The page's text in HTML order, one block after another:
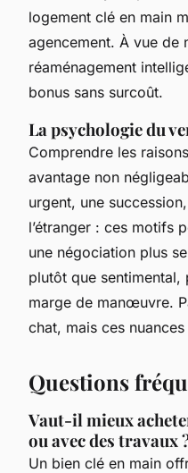
logement clé en main
agencement. À vue de
réaménagement
bonus sans surcoût.
La psychologie du
Comprendre les
avantage non
urgent, une
l’étranger : ces motifs
une négociation plus
plutôt que sentimental,
marge de manœuvre.
chat, mais ces
Questions
Vaut-il mieux
ou avec des travaux
Un bien clé en main